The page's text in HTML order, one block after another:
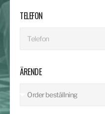
TELEFON
ÄRENDE